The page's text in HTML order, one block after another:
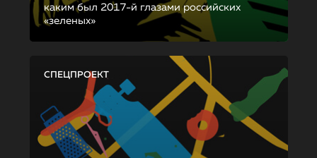
каким был 2017-й глазами российских
«зеленых»
СПЕЦПРОЕКТ